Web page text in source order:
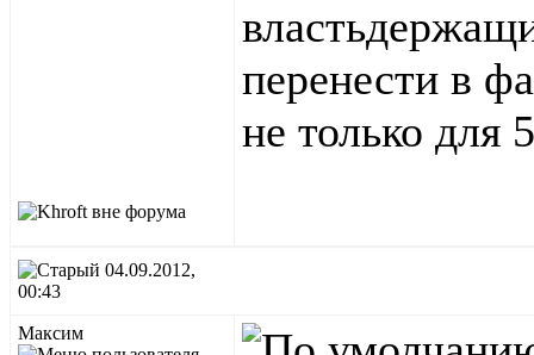
перенести в
не только для
04.09.2012,
00:43
Макcим